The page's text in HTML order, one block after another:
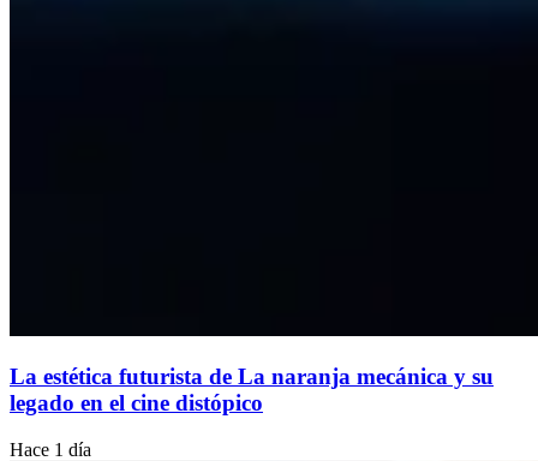
La estética futurista de La naranja mecánica y su
legado en el cine distópico
Hace 1 día